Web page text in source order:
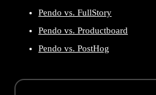
Pendo vs. FullStory
Pendo vs. Productboard
Pendo vs. PostHog